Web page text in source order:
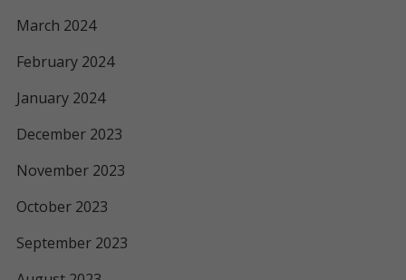
March 2024
February 2024
January 2024
December 2023
November 2023
October 2023
September 2023